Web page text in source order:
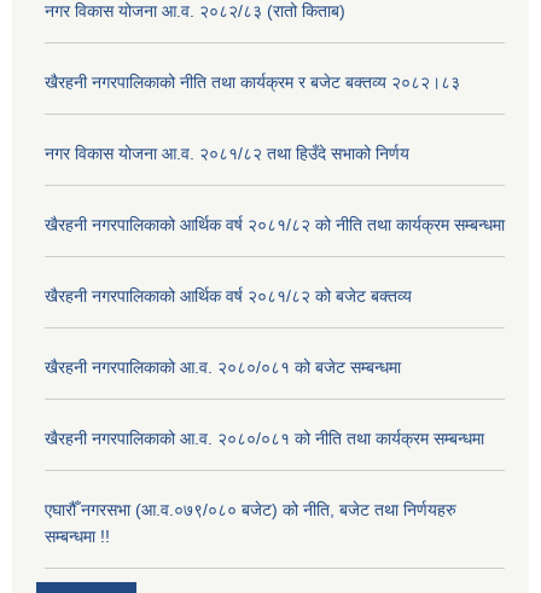
नगर विकास योजना आ.व. २०८२/८३ (रातो किताब)
खैरहनी नगरपालिकाको नीति तथा कार्यक्रम र बजेट बक्तव्य २०८२।८३
नगर विकास योजना आ.व. २०८१/८२ तथा हिउँदे सभाको निर्णय
खैरहनी नगरपालिकाको आर्थिक वर्ष २०८१/८२ को नीति तथा कार्यक्रम सम्बन्धमा
खैरहनी नगरपालिकाको आर्थिक वर्ष २०८१/८२ को बजेट बक्तव्य
खैरहनी नगरपालिकाको आ.व. २०८०/०८१ को बजेट सम्बन्धमा
खैरहनी नगरपालिकाको आ.व. २०८०/०८१ को नीति तथा कार्यक्रम सम्बन्धमा
एघारौँ नगरसभा (आ.व.०७९/०८० बजेट) को नीति, बजेट तथा निर्णयहरु
सम्बन्धमा !!